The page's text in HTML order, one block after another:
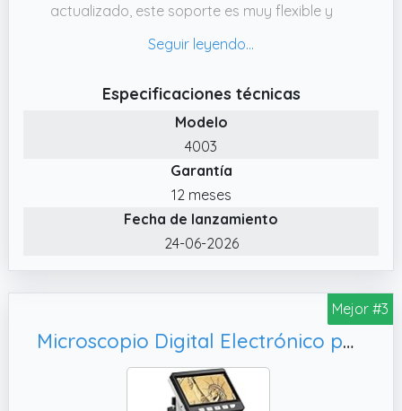
actualizado, este soporte es muy flexible y
ajustar en diferentes ángulos. Puede elegir la
muestras con mayor claridad.
✔️ Lista de embalaje, Condiciones del
servicio:El paquete del microscopio digital
incluye cámara de microscopio*1, objetivo*1,
anillo luminoso*1, soporte plegable*1, mando
a distancia*1, enchufe*1, manual de
instrucciones*1. Tenga en cuenta que el
✔️ Luz LED Brillante: El microscopio industrial
está equipado con un anillo de luz LED
brillante, el anillo de luz consta de 56 perlas
LED brillantes, la temperatura de color de la
luz es 6500K7000K. El anillo de luz se puede
Especificaciones técnicas
Modelo
4003
Garantía
12 meses
Fecha de lanzamiento
24-06-2026
Mejor #3
Microscopio Digital Electrónico portátil de 4.3 Pulgadas 1080P con 8 Luces LED Ajustables, Compatible con Windows MacOS